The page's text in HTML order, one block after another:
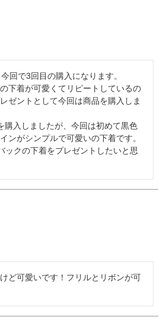
回で3回目の購入になります。
下着が可愛くてリピートしているの
ゼントとして今回は商品を購入しま
購入しましたが、今回は初めて黒色
ンがシンプルで可愛いの下着です。
ックの下着をプレゼントしたいと思
ど可愛いです！フリルとリボンが可